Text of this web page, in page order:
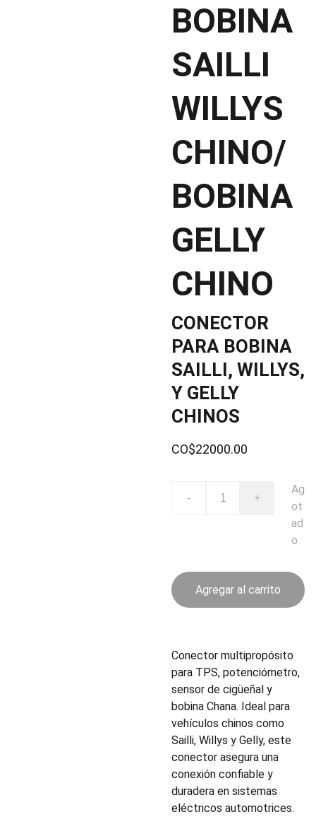
BOBINA
SAILLI
WILLYS
CHINO/
BOBINA
GELLY
CHINO
CONECTOR
PARA BOBINA
SAILLI, WILLYS,
Y GELLY
CHINOS
CO$22000.00
- +
Ag
ot
ad
o
Agregar al carrito
Conector multipropósito
para TPS, potenciómetro,
sensor de cigüeñal y
bobina Chana. Ideal para
vehículos chinos como
Sailli, Willys y Gelly, este
conector asegura una
conexión confiable y
duradera en sistemas
eléctricos automotrices.